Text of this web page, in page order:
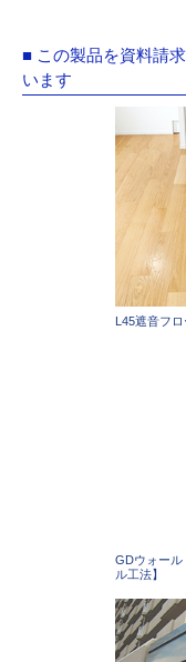
■ この製品を資料請
います
L45遮音フ
GDウォール
ル工法】